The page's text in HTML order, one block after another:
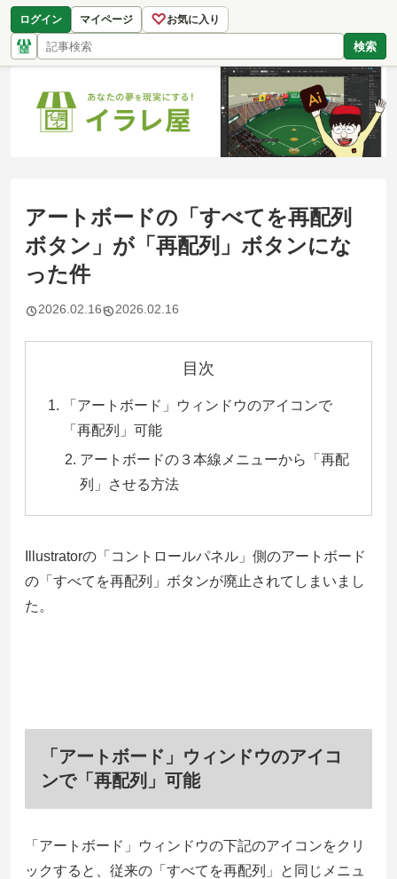
ログイン マイページ ♡お気に入り
検索
アートボードの「すべてを再配列
ボタン」が「再配列」ボタンにな
った件
2026.02.16 2026.02.16
目次
「アートボード」ウィンドウのアイコンで
「再配列」可能
アートボードの３本線メニューから「再配
列」させる方法
Illustratorの「コントロールパネル」側のアートボード
の「すべてを再配列」ボタンが廃止されてしまいまし
た。
「アートボード」ウィンドウのアイコ
ンで「再配列」可能
「アートボード」ウィンドウの下記のアイコンをクリ
ックすると、従来の「すべてを再配列」と同じメニュ